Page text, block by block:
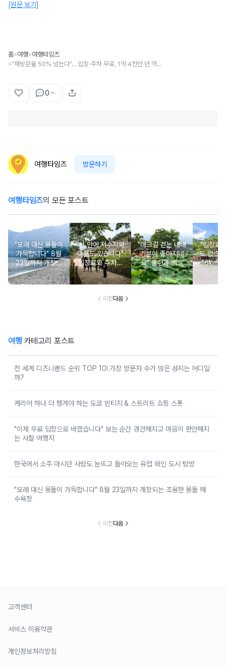
[원문 보기]
홈>여행>여행타임즈
> "재방문율 50% 넘는다"... 입장·주차 무료, 1억 4천만 년 역사 봄 여행지
0
여행타임즈 방문하기
여행타임즈의 모든 포스트
"모래 대신 몽돌이
가득합니다" 8월
23일까지 개장되
는 조용한 몽돌 해
수욕장
"성 안에 저수지와
마을도 있습니다"
입장료와 주차비
도 무료인 성벽 산
책 코스
"데크길 걷는 내내
기분이 좋아지네
요" 홍련과 백련
연꽃이 가득한 입
장료 무료 여행지
"입장료
도 없습
16km
이전다음
여행 카테고리 포스트
전 세계 디즈니랜드 순위 TOP 10! 가장 방문자 수가 많은 성지는 어디일
까?
캐리어 하나 더 챙겨야 하는 도쿄 빈티지 & 스트리트 쇼핑 스폿
"이제 무료 입장으로 바꼈습니다" 보는 순간 경건해지고 마음이 편안해지
는 사찰 여행지
한국에서 소주 마시던 사람도 눈뜨고 돌아오는 유럽 와인 도시 탐방
"모래 대신 몽돌이 가득합니다" 8월 23일까지 개장되는 조용한 몽돌 해
수욕장
이전다음
고객센터
서비스 이용약관
개인정보처리방침